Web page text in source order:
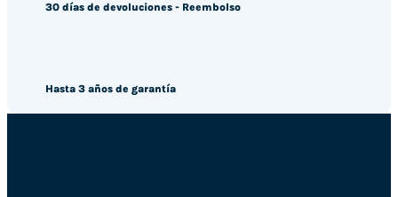
30 días de devoluciones - Reembolso
Hasta 3 años de garantía